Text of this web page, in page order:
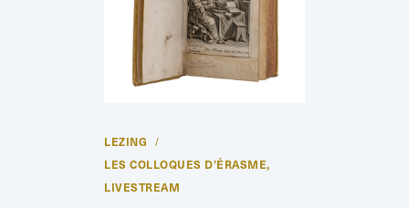
LEZING
LES COLLOQUES D’ÉRASME,
LIVESTREAM